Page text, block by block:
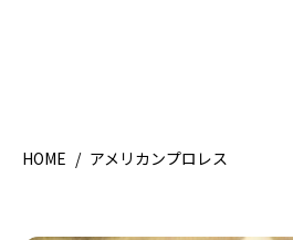
HOME
HOME / アメリカンプロレス